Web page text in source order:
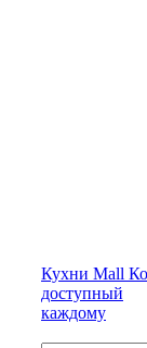
Кухни Mall
доступный
каждому